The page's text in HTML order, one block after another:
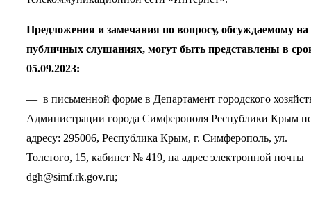
Предложения и замечания по вопросу, обсуждаемому на
публичных слушаниях, могут быть представлены в
05.09.2023:
— в письменной форме в Департамент городского
Администрации города Симферополя Республики Крым
адресу: 295006, Республика Крым, г. Симферополь, ул.
Толстого, 15, кабинет № 419, на адрес электронной почты
dgh@simf.rk.gov.ru;